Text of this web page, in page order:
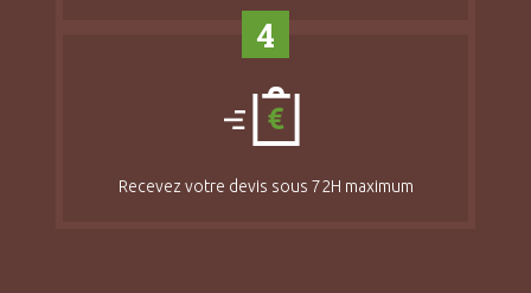
4
Recevez votre devis sous 72H maximum